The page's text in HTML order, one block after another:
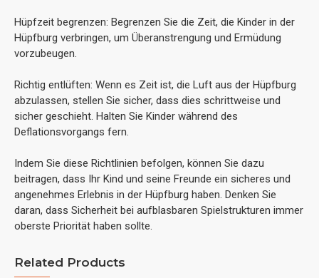
Hüpfzeit begrenzen: Begrenzen Sie die Zeit, die Kinder in der
Hüpfburg verbringen, um Überanstrengung und Ermüdung
vorzubeugen.
Richtig entlüften: Wenn es Zeit ist, die Luft aus der Hüpfburg
abzulassen, stellen Sie sicher, dass dies schrittweise und
sicher geschieht. Halten Sie Kinder während des
Deflationsvorgangs fern.
Indem Sie diese Richtlinien befolgen, können Sie dazu
beitragen, dass Ihr Kind und seine Freunde ein sicheres und
angenehmes Erlebnis in der Hüpfburg haben. Denken Sie
daran, dass Sicherheit bei aufblasbaren Spielstrukturen immer
oberste Priorität haben sollte.
Related Products